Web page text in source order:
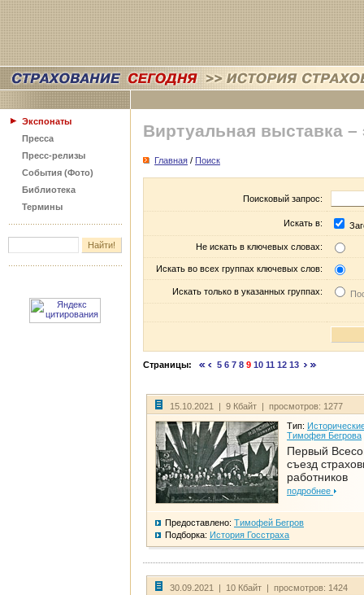
Экспонаты
Пресса
Пресс-релизы
События (Фото)
Библиотека
Термины
Виртуальная выставка –
Главная / Поиск
Поисковый запрос:
Искать в:
Не искать в ключевых словах:
Искать во всех группах ключевых слов:
Искать только в указанных группах:
Страницы: 5 6 7 8 9 10 11 12 13
15.10.2021 | 9 Кбайт | просмотров: 1277
Тип:
Тимофея Бегрова
Первый
съезд
работников
подробнее
Предоставлено: Тимофей Бегров
Подборка: История Госстраха
30.09.2021 | 10 Кбайт | просмотров: 1424